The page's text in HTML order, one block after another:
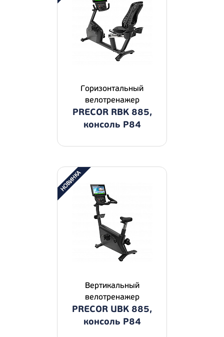
Горизонтальный
велотренажер
PRECOR RBK 885,
консоль P84
Вертикальный
велотренажер
PRECOR UBK 885,
консоль P84